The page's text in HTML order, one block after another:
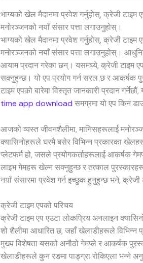
भाग्यको खेल मैदानमा प्रवेश गर्नुहोस्, क्रेजी
मनोरञ्जनको नयाँ संसार पत्ता लगाउनुहोस्।
भाग्यको खेल मैदानमा प्रवेश गर्नुहोस्, क्रेजी
मनोरञ्जनको नयाँ संसार पत्ता लगाउनुहोस्।
आयाम प्रदान गरेका छन्। यसमध्ये, क्रेजी टाइम
सक्नुहुन्छ। यो एप प्रयोग गर्न सरल छ र आकर्षक
टाइम एपको बारेमा विस्तृत जानकारी प्रदान
time app download समग्रमा यो एप किन
आजको व्यस्त जीवनशैलीमा, मानिसहरूलाई
क्यासिनोहरूले घरमै बसेर विभिन्न प्रकारका
प्लेटफर्म हो, जसले प्रयोगकर्ताहरूलाई आकर्षक
लाइभ गेमहरू खेल्न सक्नुहुन्छ र तत्काल
नयाँ संसारमा प्रवेश गर्न इच्छुक हुनुहुन्छ भने,
क्रेजी टाइम एपको परिचय
क्रेजी टाइम एप एउटा लोकप्रिय अनलाइन
शो शैलीमा आधारित छ, जहाँ खेलाडीहरूले
मुख्य विशेषता यसको अनौठो गेमप्ले र आकर्षक
खेलाडीहरूले कुन रङमा पाङ्ग्रा रोकिएला भन्ने